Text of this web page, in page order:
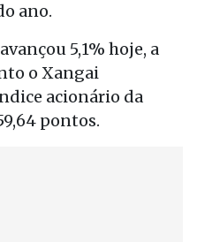
ano.
5,1% hoje, a
o Xangai
acionário da
pontos.